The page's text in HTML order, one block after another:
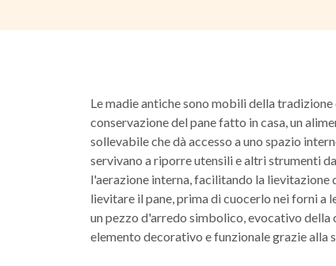
Le madie antiche sono mobili della
conservazione del pane fatto in casa, un
sollevabile che dà accesso a uno spazio
servivano a riporre utensili e altri strumenti
l'aerazione interna, facilitando la lievitazione
lievitare il pane, prima di cuocerlo nei forni a
un pezzo d'arredo simbolico, evocativo della
elemento decorativo e funzionale grazie alla